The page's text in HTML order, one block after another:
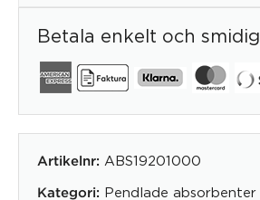
Betala enkelt och
Artikelnr: ABS19201000
Kategori: Pendlade absorbenter